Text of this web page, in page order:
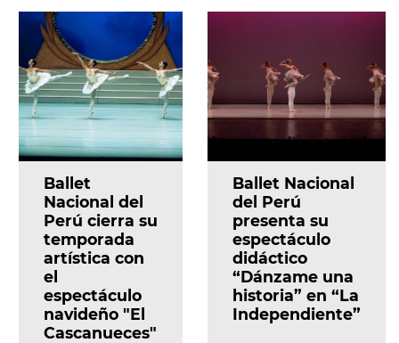
Ballet
Nacional del
Perú cierra su
temporada
artística con
el
espectáculo
navideño "El
Cascanueces"
Ballet Nacional
del Perú
presenta su
espectáculo
didáctico
“Dánzame una
historia” en “La
Independiente”